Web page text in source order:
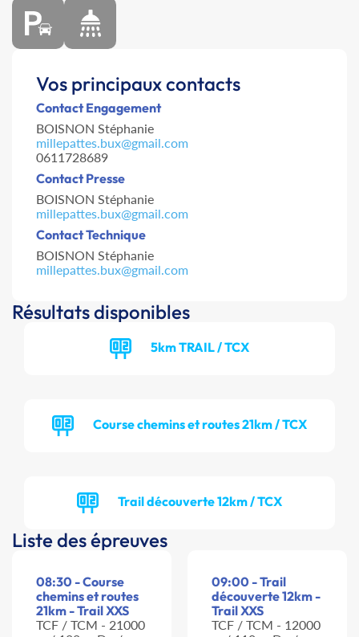
Vos principaux contacts
Contact Engagement
BOISNON Stéphanie
millepattes.bux@gmail.com
0611728689
Contact Presse
BOISNON Stéphanie
millepattes.bux@gmail.com
Contact Technique
BOISNON Stéphanie
millepattes.bux@gmail.com
Résultats disponibles
5km TRAIL / TCX
Course chemins et routes 21km / TCX
Trail découverte 12km / TCX
Liste des épreuves
08:30 - Course
chemins et routes
21km - Trail XXS
TCF / TCM - 21000
09:00 - Trail
découverte 12km -
Trail XXS
TCF / TCM - 12000